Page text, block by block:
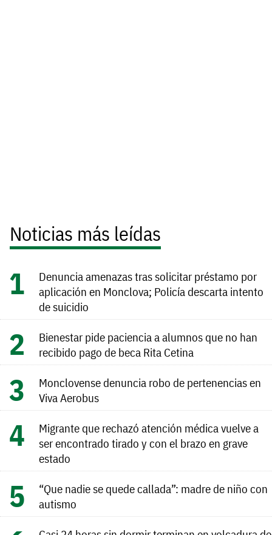
Noticias más leídas
Denuncia amenazas tras solicitar préstamo por
aplicación en Monclova; Policía descarta intento
de suicidio
Bienestar pide paciencia a alumnos que no han
recibido pago de beca Rita Cetina
Monclovense denuncia robo de pertenencias en
Viva Aerobus
Migrante que rechazó atención médica vuelve a
ser encontrado tirado y con el brazo en grave
estado
“Que nadie se quede callada”: madre de niño con
autismo